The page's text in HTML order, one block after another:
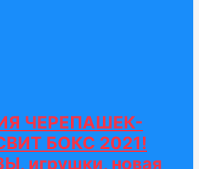
ЧЕРЕПАШЕК-
БОКС 2021!
игрушки, новая